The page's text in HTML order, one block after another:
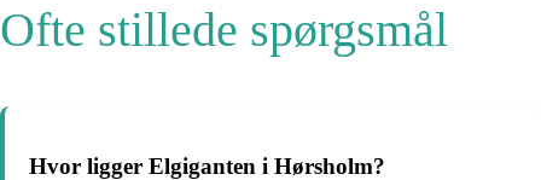
Ofte stillede spørgsmål
Hvor ligger Elgiganten i Hørsholm?